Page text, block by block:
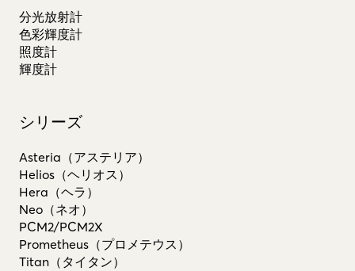
分光放射計
色彩輝度計
照度計
輝度計
シリーズ
Asteria（アステリア）
Helios（ヘリオス）
Hera（ヘラ）
Neo（ネオ）
PCM2/PCM2X
Prometheus（プロメテウス）
Titan（タイタン）